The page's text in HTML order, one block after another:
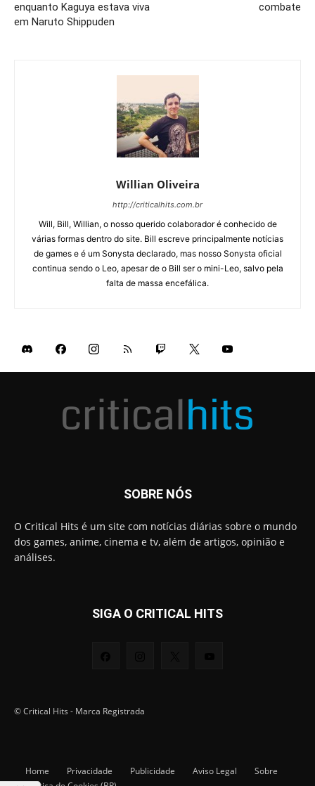
enquanto Kaguya estava viva
em Naruto Shippuden
combate
Willian Oliveira
http://criticalhits.com.br
Will, Bill, Willian, o nosso querido colaborador é conhecido de
várias formas dentro do site. Bill escreve principalmente notícias
de games e é um Sonysta declarado, mas nosso Sonysta oficial
continua sendo o Leo, apesar de o Bill ser o mini-Leo, salvo pela
falta de massa encefálica.
SOBRE NÓS
O Critical Hits é um site com notícias diárias sobre o mundo
dos games, anime, cinema e tv, além de artigos, opinião e
análises.
SIGA O CRITICAL HITS
© Critical Hits - Marca Registrada
Home Privacidade Publicidade Aviso Legal
Sobre